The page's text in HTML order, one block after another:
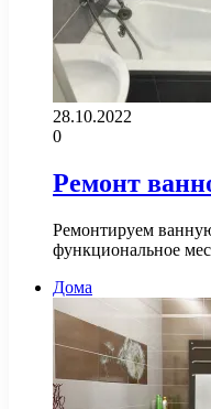
28.10.2022
0
Ремонт
Ремонтируем
функциональное
Дома